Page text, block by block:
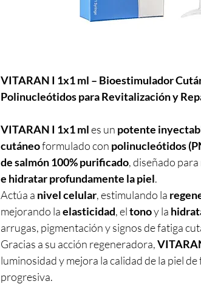
VITARAN I 1x1 ml – Bioestimulador
Polinucleótidos para Revitalización y
VITARAN I 1x1 mles un potente
cutáneoformulado con polinucleótidos
de salmón 100% purificado, diseñado para
e hidratar profundamente la piel.
Actúa a nivel celular, estimulando la
mejorando laelasticidad, eltonoy la
arrugas, pigmentación y signos de fatiga
Gracias a su acción regeneradora,
luminosidad y mejora la calidad de la piel
progresiva.